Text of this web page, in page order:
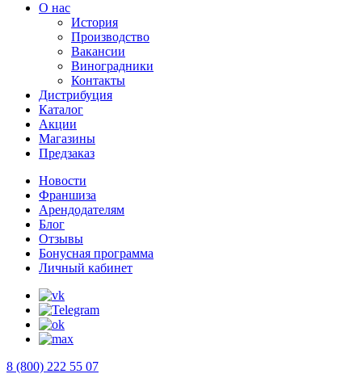
О нас
История
Производство
Вакансии
Виноградники
Контакты
Дистрибуция
Каталог
Акции
Магазины
Предзаказ
Новости
Франшиза
Арендодателям
Блог
Отзывы
Бонусная программа
Личный кабинет
8 (800) 222 55 07